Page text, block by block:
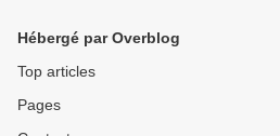
Hébergé par Overblog
Top articles
Pages